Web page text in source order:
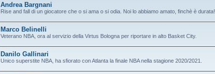
Andrea Bargnani
Rise and fall di un giocatore che o si ama o si odia. Noi lo abbiamo amato, finchè è durata!
Marco Belinelli
Veterano NBA, ora al servizio della Virtus Bologna per riportare in alto Basket City.
Danilo Gallinari
Unico superstite NBA, ha sfiorato con Atlanta la finale NBA nella stagione 2020/2021.